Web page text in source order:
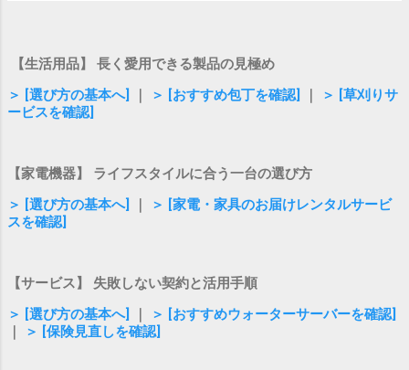
【生活用品】 長く愛用できる製品の見極め
＞ [選び方の基本へ]
＞ [おすすめ包丁を確認]
＞ [草刈りサ
ービスを確認]
【家電機器】 ライフスタイルに合う一台の選び方
＞ [選び方の基本へ]
＞ [家電・家具のお届けレンタルサービ
スを確認]
【サービス】 失敗しない契約と活用手順
＞ [選び方の基本へ]
＞ [おすすめウォーターサーバーを確認]
＞ [保険見直しを確認]